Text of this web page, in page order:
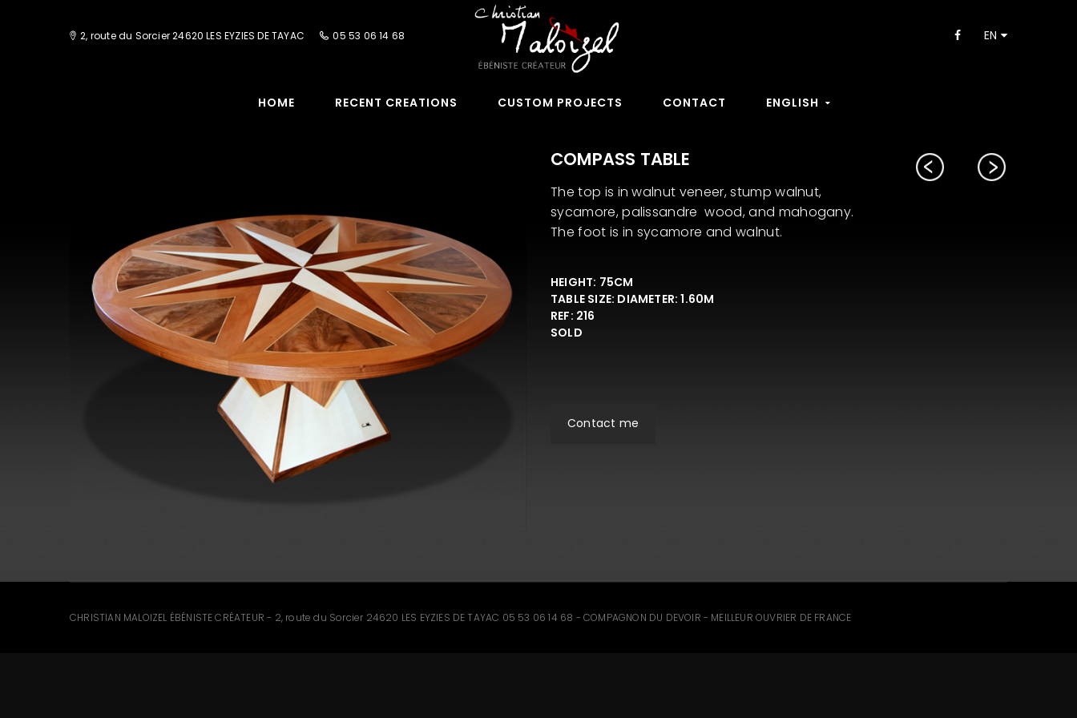
2, route du Sorcier 24620 LES EYZIES DE TAYAC 05 53 06 14 68 :EN
HOME RECENT CREATIONS CUSTOM PROJECTS CONTACT ENGLISH
COMPASS TABLE
The top is in walnut veneer, stump walnut,
sycamore, palissandre wood, and mahogany.
The foot is in sycamore and walnut.
HEIGHT: 75CM
TABLE SIZE: DIAMETER: 1.60M
REF: 216
SOLD
Contact me
CHRISTIAN MALOIZEL ÉBÉNISTE CRÉATEUR - 2, route du Sorcier 24620 LES EYZIES DE TAYAC 05 53 06 14 68 - COMPAGNON DU DEVOIR - MEILLEUR OUVRIER DE FRANCE